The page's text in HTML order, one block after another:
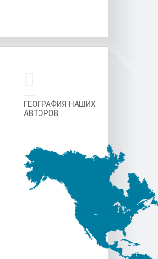
ГЕОГРАФИЯ НАШИХ
АВТОРОВ